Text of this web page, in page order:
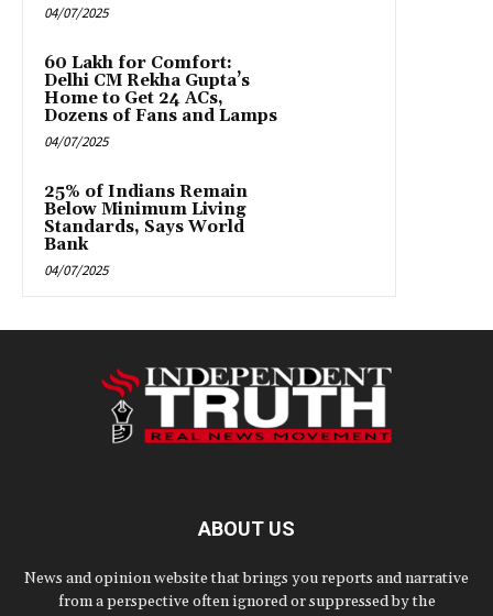
04/07/2025
₹60 Lakh for Comfort:
Delhi CM Rekha Gupta’s
Home to Get 24 ACs,
Dozens of Fans and Lamps
04/07/2025
25% of Indians Remain
Below Minimum Living
Standards, Says World
Bank
04/07/2025
ABOUT US
News and opinion website that brings you reports and narrative
from a perspective often ignored or suppressed by the